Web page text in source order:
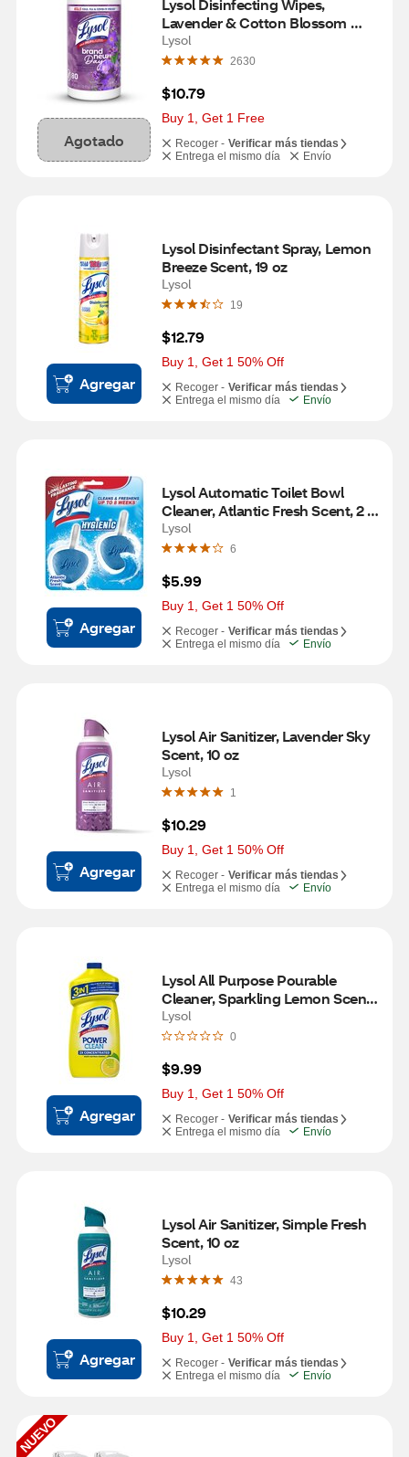
Agotado
Lysol Disinfecting Wipes,
Lavender & Cotton Blossom
Scent, 80 ct
Lysol
2630
$10.79
Buy 1, Get 1 Free
Recoger - Verificar más tiendas
Entrega el mismo día
Envío
Agregar
Lysol Disinfectant Spray, Lemon
Breeze Scent, 19 oz
Lysol
19
$12.79
Buy 1, Get 1 50% Off
Recoger - Verificar más tiendas
Entrega el mismo día
Envío
Agregar
Lysol Automatic Toilet Bowl
Cleaner, Atlantic Fresh Scent, 2
ct
Lysol
6
$5.99
Buy 1, Get 1 50% Off
Recoger - Verificar más tiendas
Entrega el mismo día
Envío
Agregar
Lysol Air Sanitizer, Lavender Sky
Scent, 10 oz
Lysol
1
$10.29
Buy 1, Get 1 50% Off
Recoger - Verificar más tiendas
Entrega el mismo día
Envío
Agregar
Lysol All Purpose Pourable
Cleaner, Sparkling Lemon Scent,
48 oz
Lysol
0
$9.99
Buy 1, Get 1 50% Off
Recoger - Verificar más tiendas
Entrega el mismo día
Envío
Agregar
Lysol Air Sanitizer, Simple Fresh
Scent, 10 oz
Lysol
43
$10.29
Buy 1, Get 1 50% Off
Recoger - Verificar más tiendas
Entrega el mismo día
Envío
NUEVO